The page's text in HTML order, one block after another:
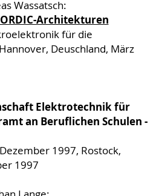
Wassatsch:
Architekturen
für die
Deuschland, März
Elektrotechnik für
an Beruflichen Schulen -
1997, Rostock,
1997